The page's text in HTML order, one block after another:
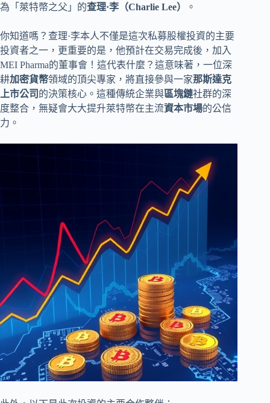
為「萊特幣之父」的查理·李（Charlie Lee） 。
你知道嗎？查理·李本人不僅是這次私募股權投資的主要
投資者之一，更重要的是，他預計在交易完成後，加入
MEI Pharma的董事會！這代表什麼？這意味著，一位深
耕加密貨幣領域的頂尖專家，將直接參與一家那斯達克
上市公司 的決策核心。這種傳統企業與區塊鏈社群的深
度整合，無疑會大大提升萊特幣在主流資本市場的公信
力。